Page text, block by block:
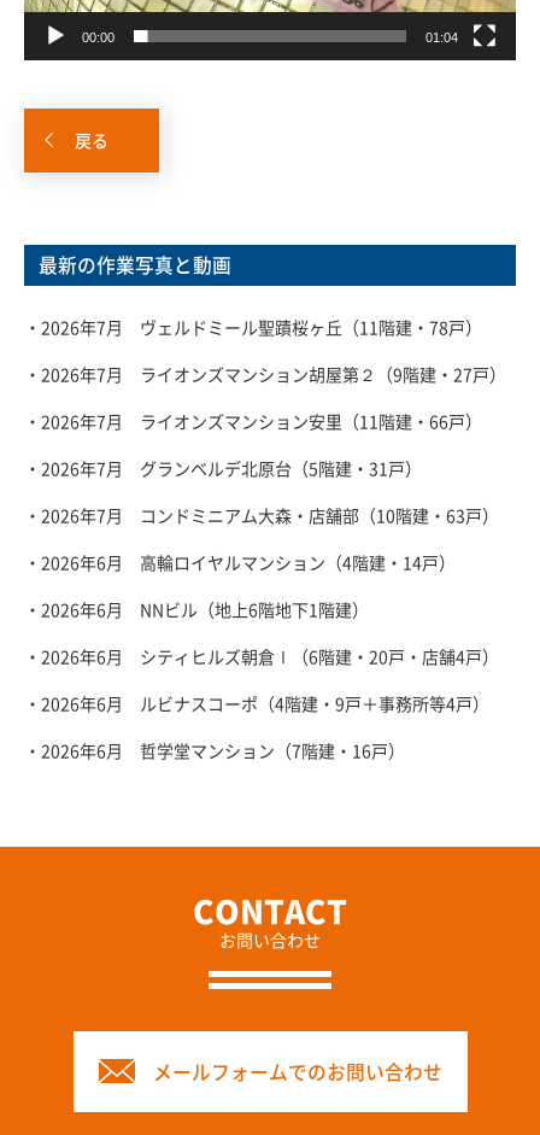
00:00 01:04
戻る
最新の作業写真と動画
・2026年7月 ヴェルドミール聖蹟桜ヶ丘（11階建・78戸）
・2026年7月 ライオンズマンション胡屋第２（9階建・27戸）
・2026年7月 ライオンズマンション安里（11階建・66戸）
・2026年7月 グランベルデ北原台（5階建・31戸）
・2026年7月 コンドミニアム大森・店舗部（10階建・63戸）
・2026年6月 高輪ロイヤルマンション（4階建・14戸）
・2026年6月 NNビル（地上6階地下1階建）
・2026年6月 シティヒルズ朝倉Ⅰ（6階建・20戸・店舗4戸）
・2026年6月 ルビナスコーポ（4階建・9戸＋事務所等4戸）
・2026年6月 哲学堂マンション（7階建・16戸）
お問い合わせ
メールフォームでのお問い合わせ